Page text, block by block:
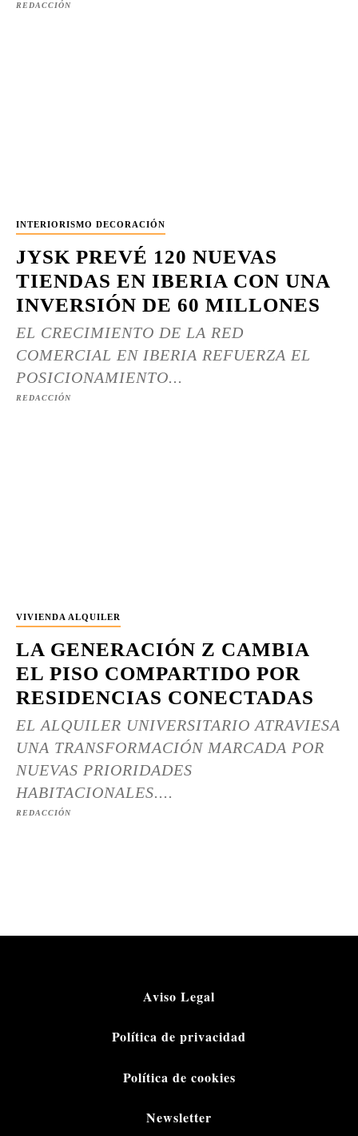
REDACCIÓN
INTERIORISMO DECORACIÓN
JYSK PREVÉ 120 NUEVAS
TIENDAS EN IBERIA CON UNA
INVERSIÓN DE 60 MILLONES
EL CRECIMIENTO DE LA RED
COMERCIAL EN IBERIA REFUERZA EL
POSICIONAMIENTO...
REDACCIÓN
VIVIENDA ALQUILER
LA GENERACIÓN Z CAMBIA
EL PISO COMPARTIDO POR
RESIDENCIAS CONECTADAS
EL ALQUILER UNIVERSITARIO ATRAVIESA
UNA TRANSFORMACIÓN MARCADA POR
NUEVAS PRIORIDADES
HABITACIONALES....
REDACCIÓN
Aviso Legal
Política de privacidad
Política de cookies
Newsletter